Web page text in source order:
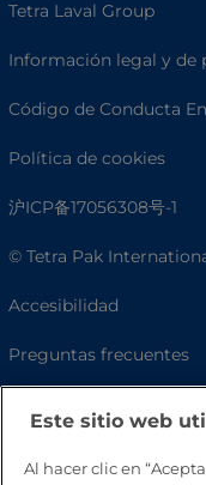
Tetra Laval Group
Información legal y de
Código de Conducta
Política de cookies
沪ICP备17056308号-1
© Tetra Pak
Accesibilidad
Preguntas frecuentes
Este sitio web
Al hacer clic en